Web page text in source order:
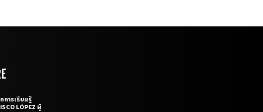
การเรียนรู้
LÓPEZ ผู้